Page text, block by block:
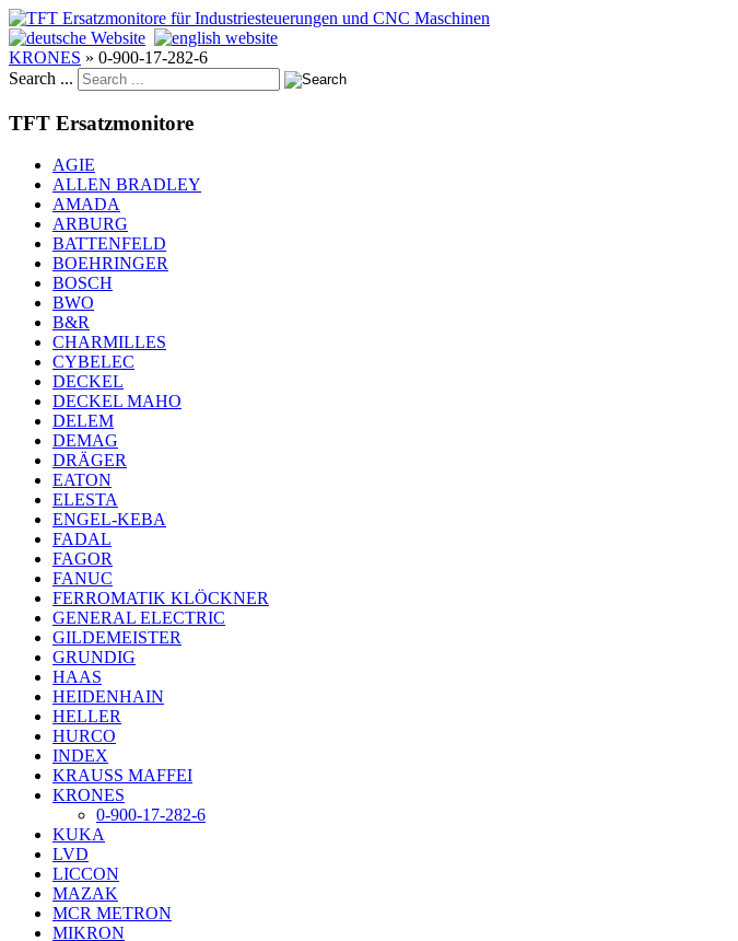
KRONES » 0-900-17-282-6
Search ...
TFT Ersatzmonitore
AGIE
ALLEN BRADLEY
AMADA
ARBURG
BATTENFELD
BOEHRINGER
BOSCH
BWO
B&R
CHARMILLES
CYBELEC
DECKEL
DECKEL MAHO
DELEM
DEMAG
DRÄGER
EATON
ELESTA
ENGEL-KEBA
FADAL
FAGOR
FANUC
FERROMATIK KLÖCKNER
GENERAL ELECTRIC
GILDEMEISTER
GRUNDIG
HAAS
HEIDENHAIN
HELLER
HURCO
INDEX
KRAUSS MAFFEI
KRONES
0-900-17-282-6
KUKA
LVD
LICCON
MAZAK
MCR METRON
MIKRON